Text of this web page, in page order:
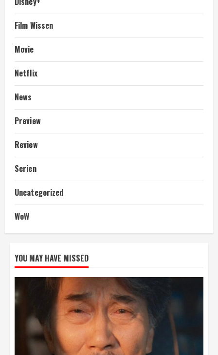
Film Wissen
Movie
Netflix
News
Preview
Review
Serien
Uncategorized
WoW
YOU MAY HAVE MISSED